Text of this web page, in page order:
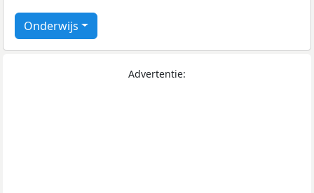
Onderwijs
Advertentie: